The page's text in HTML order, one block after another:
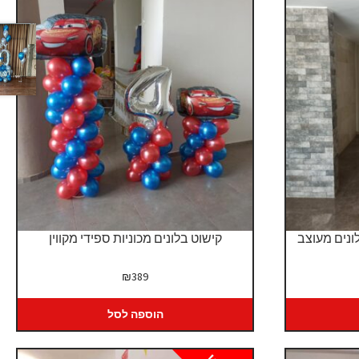
מעוצב קישוט בלונים מכוניות ספידי מקווין
₪389
הוספה לסל